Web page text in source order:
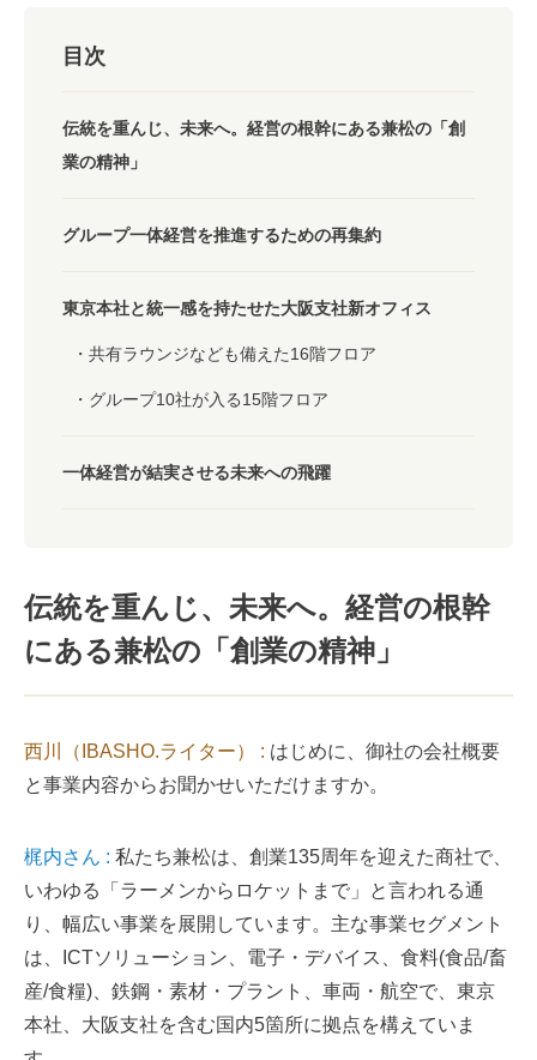
目次
伝統を重んじ、未来へ。経営の根幹にある兼松の「創
業の精神」
グループ一体経営を推進するための再集約
東京本社と統一感を持たせた大阪支社新オフィス
共有ラウンジなども備えた16階フロア
グループ10社が入る15階フロア
一体経営が結実させる未来への飛躍
伝統を重んじ、未来へ。経営の根幹
にある兼松の「創業の精神」
西川（IBASHO.ライター） : はじめに、御社の会社概要
と事業内容からお聞かせいただけますか。
梶内さん : 私たち兼松は、創業135周年を迎えた商社で、
いわゆる「ラーメンからロケットまで」と言われる通
り、幅広い事業を展開しています。主な事業セグメント
は、ICTソリューション、電子・デバイス、食料(食品/畜
産/食糧)、鉄鋼・素材・プラント、車両・航空で、東京
本社、大阪支社を含む国内5箇所に拠点を構えていま